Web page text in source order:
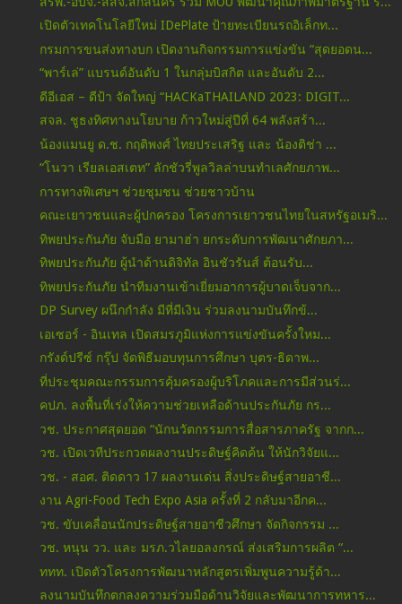
เปิดตัวเทคโนโลยีใหม่ IDePlate ป้ายทะเบียนรถอิเล็กท...
กรมการขนส่งทางบก เปิดงานกิจกรรมการแข่งขัน “สุดยอดน...
“พาร์เล่” แบรนด์อันดับ 1 ในกลุ่มบิสกิต และอันดับ 2...
ดีอีเอส – ดีป้า จัดใหญ่ “HACKaTHAILAND 2023: DIGIT...
สจล. ชูธงทิศทางนโยบาย ก้าวใหม่สู่ปีที่ 64 พลังสร้า...
น้องแมนยู ด.ช. กฤติพงศ์ ไทยประเสริฐ และ น้องติช่า ...
“โนวา เรียลเอสเตท” ลักชัวรี่พูลวิลล่าบนทำเลศักยภาพ...
การทางพิเศษฯ ช่วยชุมชน ช่วยชาวบ้าน
คณะเยาวชนและผู้ปกครอง โครงการเยาวชนไทยในสหรัฐอเมริ...
ทิพยประกันภัย จับมือ ยามาฮ่า ยกระดับการพัฒนาศักยภา...
ทิพยประกันภัย ผู้นำด้านดิจิทัล อินชัวรันส์ ต้อนรับ...
ทิพยประกันภัย นำทีมงานเข้าเยี่ยมอาการผู้บาดเจ็บจาก...
DP Survey ผนึกกำลัง มีที่มีเงิน ร่วมลงนามบันทึกข้...
เอเซอร์ - อินเทล เปิดสมรภูมิแห่งการแข่งขันครั้งใหม...
กรังด์ปรีซ์ กรุ๊ป จัดพิธีมอบทุนการศึกษา บุตร-ธิดาพ...
ที่ประชุมคณะกรรมการคุ้มครองผู้บริโภคและการมีส่วนร่...
คปภ. ลงพื้นที่เร่งให้ความช่วยเหลือด้านประกันภัย กร...
วช. ประกาศสุดยอด “นักนวัตกรรมการสื่อสารภาครัฐ จากก...
วช. เปิดเวทีประกวดผลงานประดิษฐ์คิดค้น ให้นักวิจัยแ...
วช. - สอศ. ติดดาว 17 ผลงานเด่น สิ่งประดิษฐ์สายอาชี...
งาน Agri-Food Tech Expo Asia ครั้งที่ 2 กลับมาอีกค...
วช. ขับเคลื่อนนักประดิษฐ์สายอาชีวศึกษา จัดกิจกรรม ...
วช. หนุน วว. และ มรภ.วไลยอลงกรณ์ ส่งเสริมการผลิต “...
ททท. เปิดตัวโครงการพัฒนาหลักสูตรเพิ่มพูนความรู้ด้า...
ลงนามบันทึกตกลงความร่วมมือด้านวิจัยและพัฒนาการทหาร...